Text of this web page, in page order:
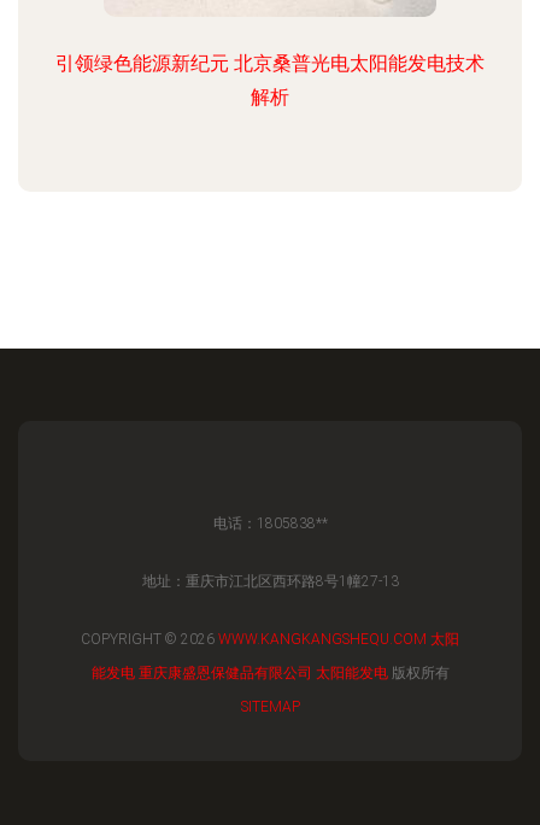
引领绿色能源新纪元 北京桑普光电太阳能发电技术
解析
电话：1805838**
地址：重庆市江北区西环路8号1幢27-13
COPYRIGHT © 2026 WWW.KANGKANGSHEQU.COM 太阳
能发电 重庆康盛恩保健品有限公司 太阳能发电版权所有
SITEMAP